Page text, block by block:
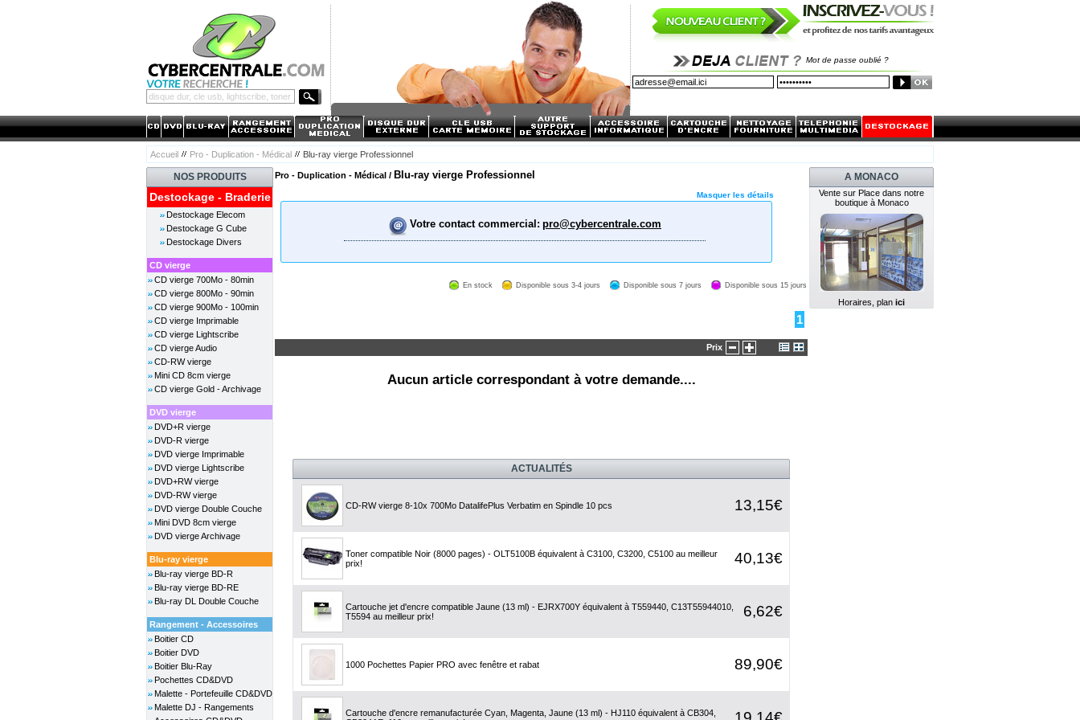
Mot de passe oublié ?
Accueil Pro - Duplication - Médical Blu-ray vierge Professionnel
NOS PRODUITS
Destockage - Braderie
Destockage Elecom
Destockage G Cube
Destockage Divers
CD vierge
CD vierge 700Mo - 80min
CD vierge 800Mo - 90min
CD vierge 900Mo - 100min
CD vierge Imprimable
CD vierge Lightscribe
CD vierge Audio
CD-RW vierge
Mini CD 8cm vierge
CD vierge Gold - Archivage
DVD vierge
DVD+R vierge
DVD-R vierge
DVD vierge Imprimable
DVD vierge Lightscribe
DVD+RW vierge
DVD-RW vierge
DVD vierge Double Couche
Mini DVD 8cm vierge
DVD vierge Archivage
Blu-ray vierge
Blu-ray vierge BD-R
Blu-ray vierge BD-RE
Blu-ray DL Double Couche
Rangement - Accessoires
Boitier CD
Boitier DVD
Boitier Blu-Ray
Pochettes CD&DVD
Malette - Portefeuille CD&DVD
Malette DJ - Rangements
Pro - Duplication - Médical / Blu-ray vierge Professionnel
Masquer les détails
Votre contact commercial: pro@cybercentrale.com
En stock Disponible sous 3-4 jours Disponible sous 7 jours Disponible sous 15 jours
1
Prix
Aucun article correspondant à votre demande....
ACTUALITÉS
CD-RW vierge 8-10x 700Mo DatalifePlus Verbatim en Spindle 10 pcs 13,15€
Toner compatible Noir (8000 pages) - OLT5100B équivalent à C3100, C3200, C5100 au meilleur
prix!
40,13€
Cartouche jet d'encre compatible Jaune (13 ml) - EJRX700Y équivalent à T559440, C13T55944010,
T5594 au meilleur prix!
6,62€
1000 Pochettes Papier PRO avec fenêtre et rabat 89,90€
Cartouche d'encre remanufacturée Cyan, Magenta, Jaune (13 ml) - HJ110 équivalent à CB304,
A MONACO
Vente sur Place dans notre
boutique à Monaco
Horaires, plan ici